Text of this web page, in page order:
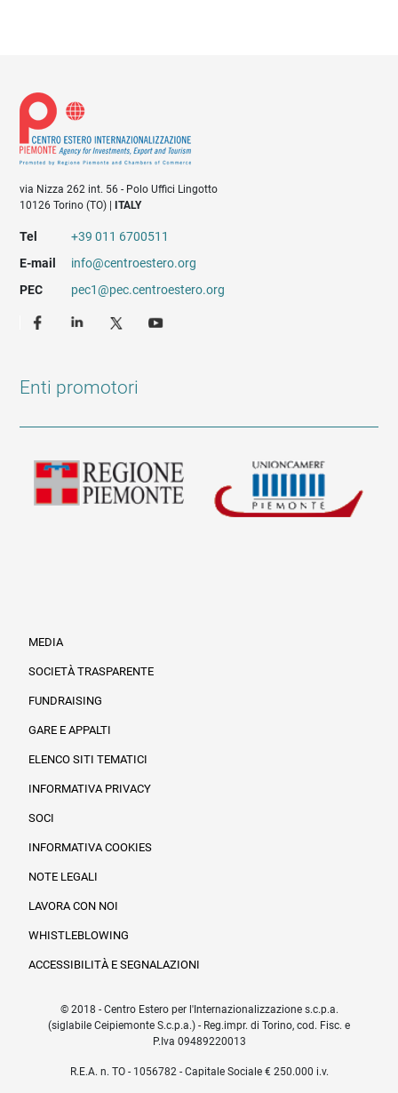
via Nizza 262 int. 56 - Polo Uffici Lingotto
10126 Torino (TO) |
ITALY
Tel
+39 011 6700511
E-mail
info@centroestero.org
PEC
pec1@pec.centroestero.org
Enti promotori
MEDIA
SOCIETÀ TRASPARENTE
FUNDRAISING
GARE E APPALTI
ELENCO SITI TEMATICI
INFORMATIVA PRIVACY
SOCI
INFORMATIVA COOKIES
NOTE LEGALI
LAVORA CON NOI
WHISTLEBLOWING
ACCESSIBILITÀ E SEGNALAZIONI
© 2018 - Centro Estero per l'Internazionalizzazione s.c.p.a.
(siglabile Ceipiemonte S.c.p.a.) - Reg.impr. di Torino, cod. Fisc. e
P.Iva 09489220013
R.E.A. n. TO - 1056782 - Capitale Sociale € 250.000 i.v.